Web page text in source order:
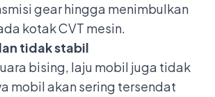
gear hingga menimbulkan
kotak CVT mesin.
tidak stabil
bising, laju mobil juga tidak
mobil akan sering tersendat